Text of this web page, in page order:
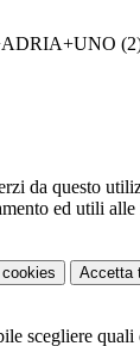
da questo
ed utili
Accetta
scegliere